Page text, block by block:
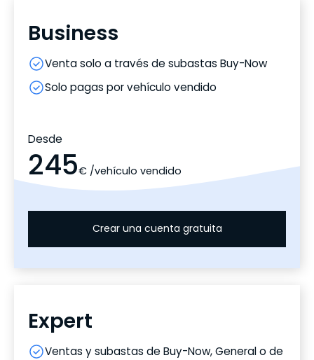
Business
Venta solo a través de subastas Buy-Now
Solo pagas por vehículo vendido
Desde
245€ /vehículo vendido
Crear una cuenta gratuita
Expert
Ventas y subastas de Buy-Now, General o de